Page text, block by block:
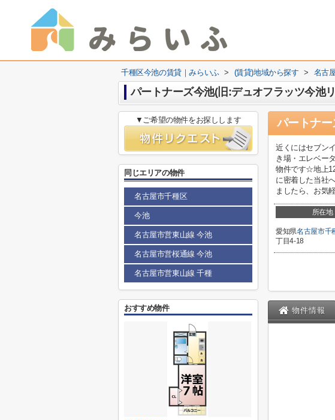
千種区今池の賃貸｜みらいふ > (賃貸)地域から探す > 名古
パートナーズ今池(旧:デュオフラッツ今池
パートナ
近くにはセブン
き場・エレベー
物件です☆地上
に密着した当社
ましたら、お気
所在地
愛知県名古屋市千
丁目4-18
物件情報
▼ご希望の物件をお探しします
同じエリアの物件
名古屋市千種区
今池
名古屋市営東山線 今池
名古屋市営桜通線 今池
名古屋市営東山線 千種
おすすめ物件